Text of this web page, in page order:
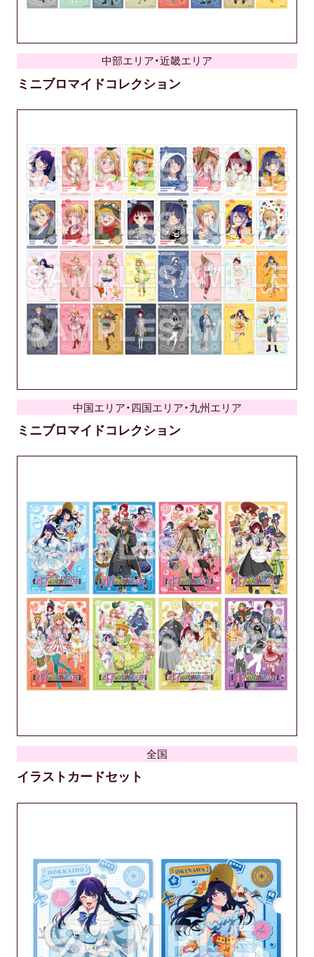
ミニブロマイドコレクション
中部エリア・近畿エリア
ミニブロマイドコレクション
中国エリア・四国エリア・九州エリア
イラストカードセット
全国